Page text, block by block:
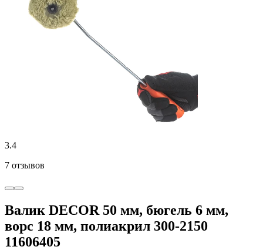
3.4
7 отзывов
Валик DECOR 50 мм, бюгель 6 мм,
ворс 18 мм, полиакрил 300-2150
11606405